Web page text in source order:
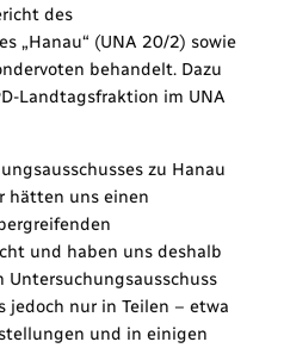
des
„Hanau“ (UNA 20/2) sowie
behandelt. Dazu
Landtagsfraktion im UNA
zu Hanau
hätten uns einen
und haben uns deshalb
Untersuchungsausschuss
jedoch nur in Teilen – etwa
und in einigen